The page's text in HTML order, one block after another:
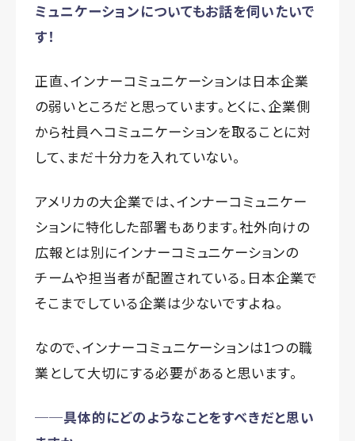
ミュニケーションについてもお話を伺いたいで
す！
正直、インナーコミュニケーションは日本企業
の弱いところだと思っています。とくに、企業側
から社員へコミュニケーションを取ることに対
して、まだ十分力を入れていない。
アメリカの大企業では、インナーコミュニケー
ションに特化した部署もあります。社外向けの
広報とは別にインナーコミュニケーションの
チームや担当者が配置されている。日本企業で
そこまでしている企業は少ないですよね。
なので、インナーコミュニケーションは1つの職
業として大切にする必要があると思います。
──具体的にどのようなことをすべきだと思い